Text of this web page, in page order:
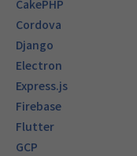
CakePHP
Cordova
Django
Electron
Express.js
Firebase
Flutter
GCP